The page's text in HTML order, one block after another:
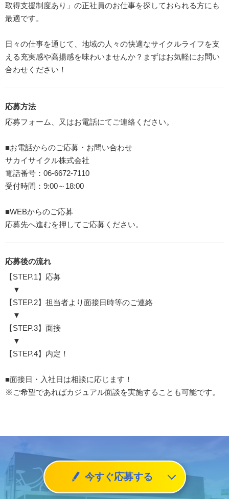
取得支援制度あり」の正社員のお仕事を探しておられる方にも
最適です。
日々の仕事を通じて、地域の人々の快適なサイクルライフを支
える充実感や高揚感を味わいませんか？まずはお気軽にお問い
合わせください！
応募方法
応募フォーム、又はお電話にてご連絡ください。
■お電話からのご応募・お問い合わせ
サカイサイクル株式会社
電話番号：06-6672-7110
受付時間：9:00～18:00
■WEBからのご応募
応募先へ進むを押してご応募ください。
応募後の流れ
【STEP.1】応募
▼
【STEP.2】担当者より面接日時等のご連絡
▼
【STEP.3】面接
▼
【STEP.4】内定！
■面接日・入社日は相談に応じます！
※ご希望であればカジュアル面談を実施することも可能です。
今すぐ応募する